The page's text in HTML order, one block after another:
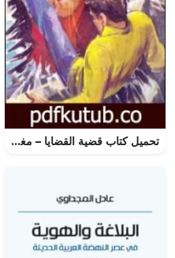
تحميل كتاب قضية القضايا – مغامرات ع×2 PDF تأليف نبيل فاروق مجانا [كامل]